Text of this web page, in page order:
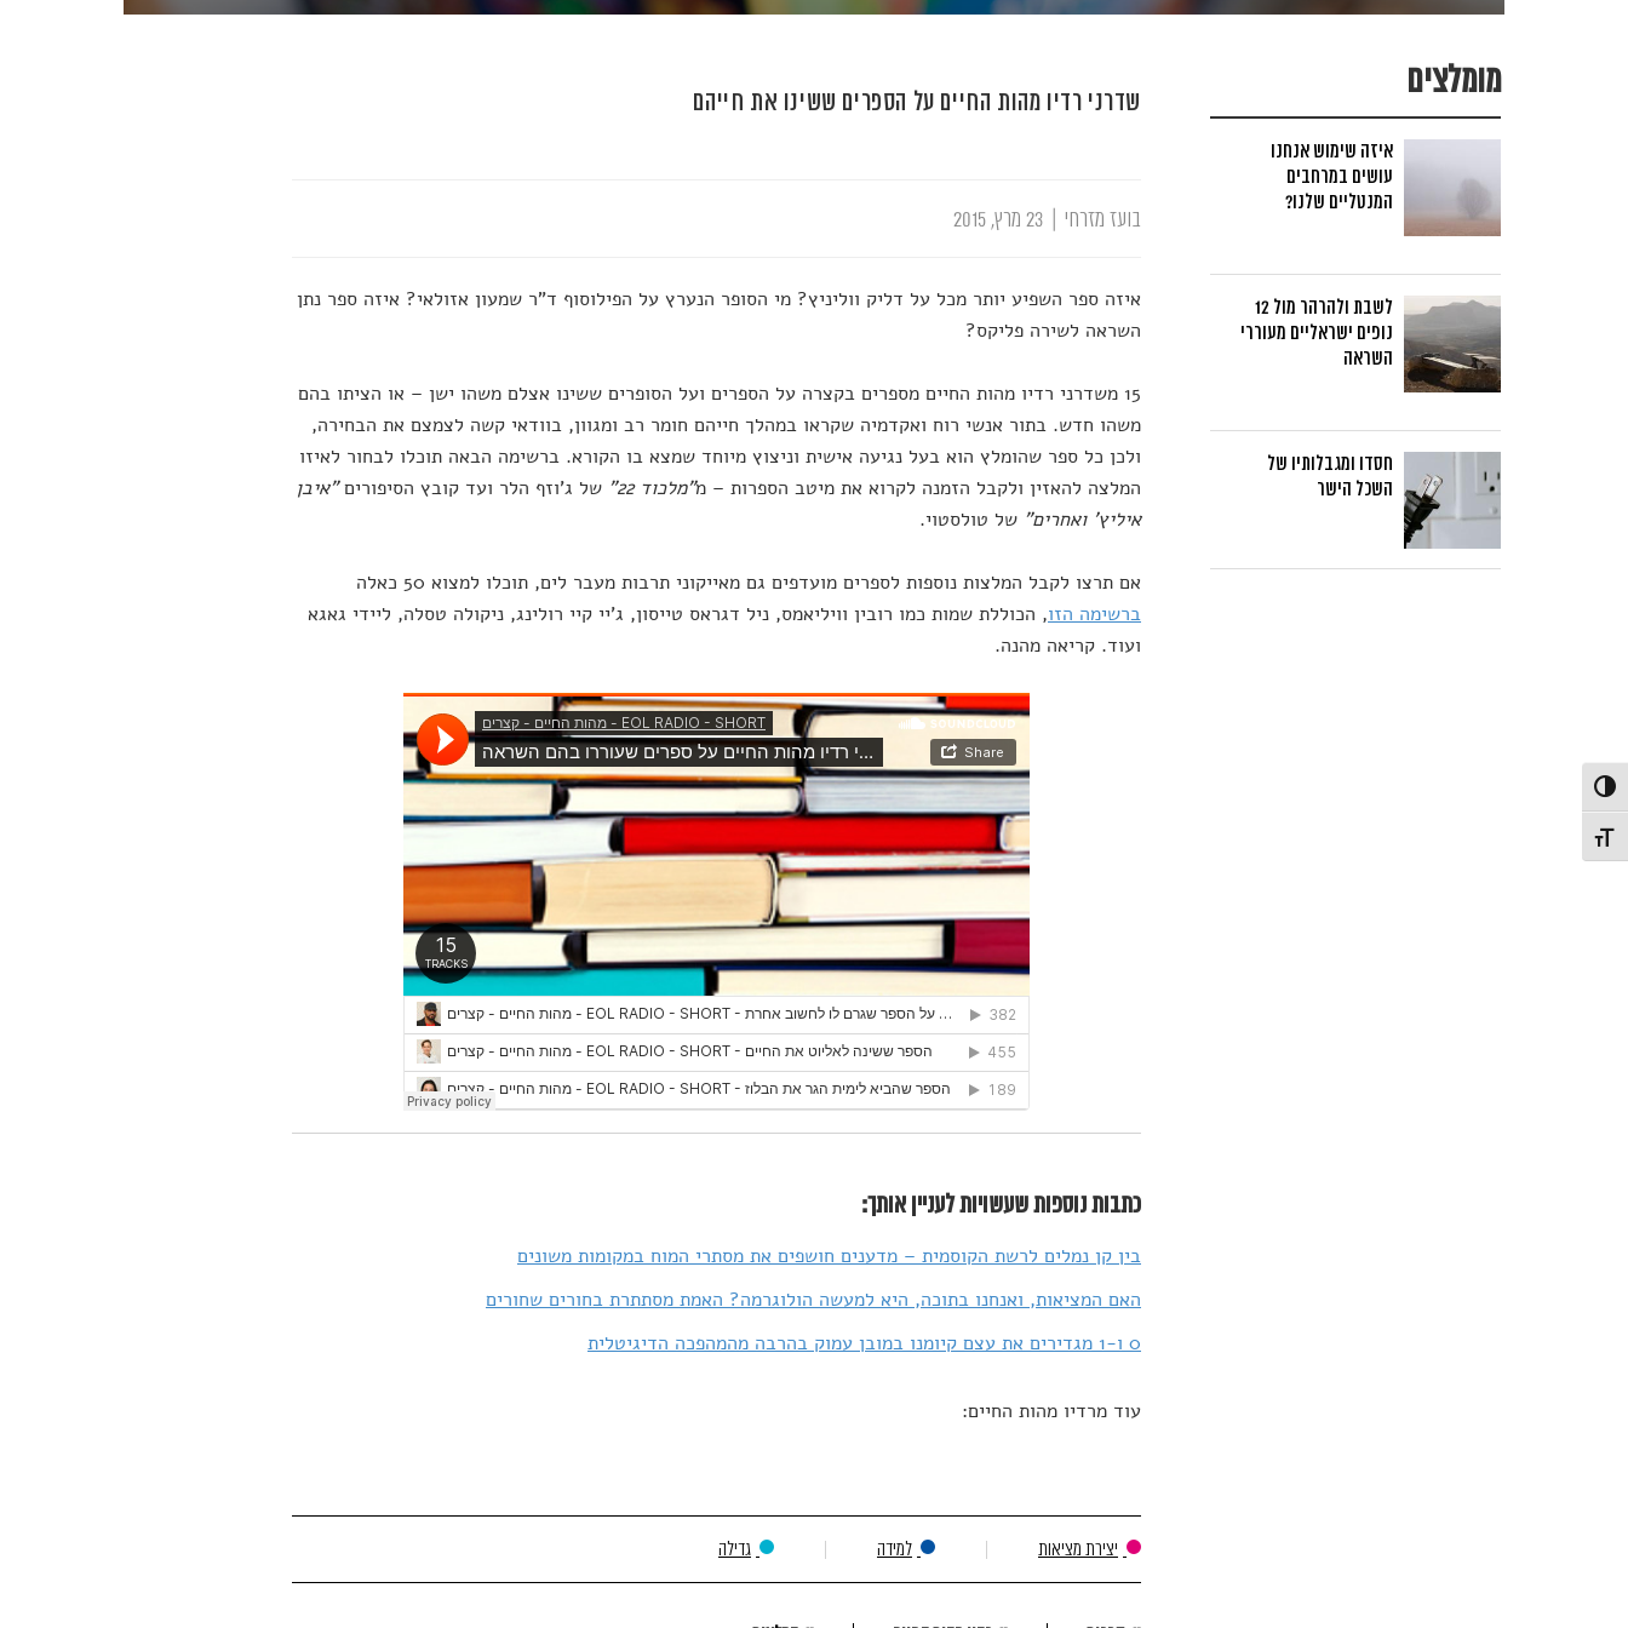
הפעל/כבה ניגודיות גבוהה
מתג גודל גופן
שדרני רדיו מהות החיים על הספרים ששינו את חייהם
בועז מזרחי
איזה ספר השפיע יותר מכל על דליק ווליניץ? מי הסופר הנערץ על הפילוסוף ד"ר שמעון אזולאי? איזה ספר נתן
השראה לשירה פליקס?
15 משדרני רדיו מהות החיים מספרים בקצרה על הספרים ועל הסופרים ששינו אצלם משהו ישן – או הציתו בהם
משהו חדש. בתור אנשי רוח ואקדמיה שקראו במהלך חייהם חומר רב ומגוון, בוודאי קשה לצמצם את הבחירה,
ולכן כל ספר שהומלץ הוא בעל נגיעה אישית וניצוץ מיוחד שמצא בו הקורא. ברשימה הבאה תוכלו לבחור לאיזו
המלצה להאזין ולקבל הזמנה לקרוא את מיטב הספרות – מ"מלכוד 22" של ג'וזף הלר ועד קובץ הסיפורים"איבן
איליץ' ואחרים" של טולסטוי.
אם תרצו לקבל המלצות נוספות לספרים מועדפים גם מאייקוני תרבות מעבר לים, תוכלו למצוא 50 כאלה
ברשימה הזו, הכוללת שמות כמו רובין וויליאמס, ניל דגראס טייסון, ג'יי קיי רולינג, ניקולה טסלה, ליידי גאגא
ועוד. קריאה מהנה.
כתבות נוספות שעשויות לעניין אותך:
בין קן נמלים לרשת הקוסמית – מדענים חושפים את מסתרי המוח במקומות משונים
האם המציאות, ואנחנו בתוכה, היא למעשה הולוגרמה? האמת מסתתרת בחורים שחורים
0 ו-1 מגדירים את עצם קיומנו במובן עמוק בהרבה מהמהפכה הדיגיטלית
עוד מרדיו מהות החיים:
יצירת מציאות למידה גדילה
מומלצים
איזה שימוש אנחנו
עושים במרחבים
המנטליים שלנו?
לשבת ולהרהר מול 12
נופים ישראליים מעוררי
השראה
חסדו ומגבלותיו של
השכל הישר